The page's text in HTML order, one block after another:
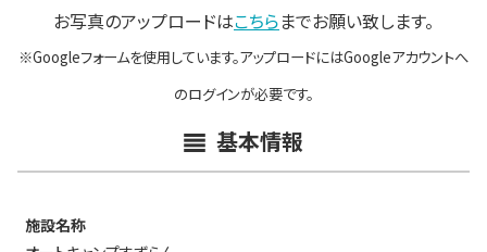
お写真のアップロードはこちらまでお願い致します。
※Googleフォームを使用しています。アップロードにはGoogleアカウントへ
のログインが必要です。
基本情報
施設名称